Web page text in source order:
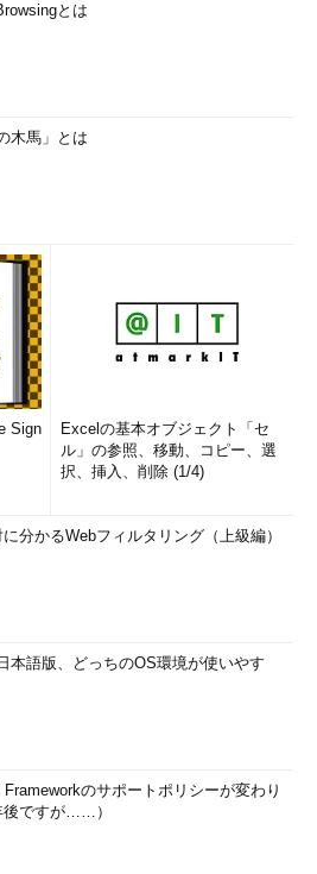
とは
木馬」とは
Sign
Excelの基本オブジェクト「セ
ル」の参照、移動、コピー、選
択、挿入、削除 (1/4)
分かるWebフィルタリング（上級編）
本語版、どっちのOS環境が使いやす
Frameworkのサポートポリシーが変わり
後ですが……）